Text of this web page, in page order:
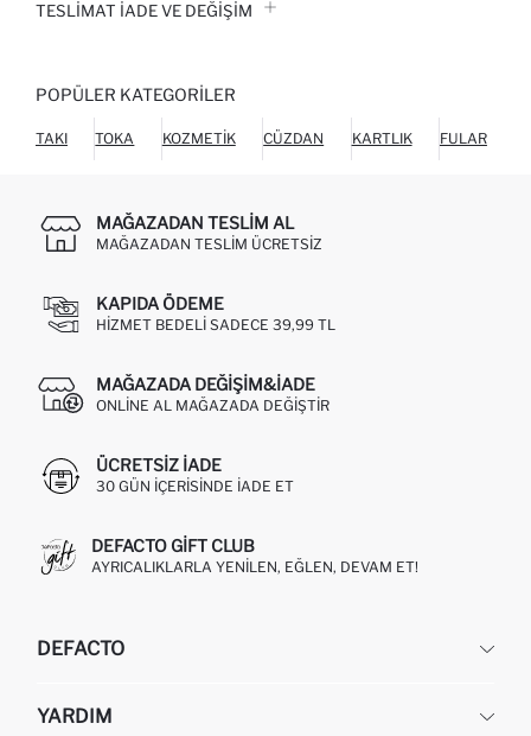
TESLIMAT İADE VE DEĞIŞIM
POPÜLER KATEGORILER
TAKI TOKA KOZMETIK CÜZDAN KARTLIK FULAR
MAĞAZADAN TESLIM AL
MAĞAZADAN TESLIM ÜCRETSIZ
KAPIDA ÖDEME
HIZMET BEDELI SADECE 39,99 TL
MAĞAZADA DEĞIŞIM&İADE
ONLINE AL MAĞAZADA DEĞIŞTIR
ÜCRETSIZ IADE
30 GÜN IÇERISINDE IADE ET
DEFACTO GIFT CLUB
AYRICALIKLARLA YENILEN, EĞLEN, DEVAM ET!
DEFACTO
HAKKIMIZDA
YARDIM